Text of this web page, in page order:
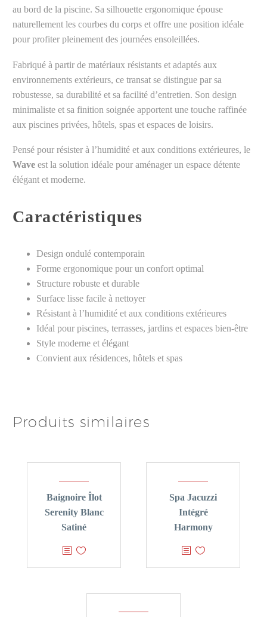
au bord de la piscine. Sa silhouette ergonomique épouse
naturellement les courbes du corps et offre une position idéale
pour profiter pleinement des journées ensoleillées.
Fabriqué à partir de matériaux résistants et adaptés aux
environnements extérieurs, ce transat se distingue par sa
robustesse, sa durabilité et sa facilité d’entretien. Son design
minimaliste et sa finition soignée apportent une touche raffinée
aux piscines privées, hôtels, spas et espaces de loisirs.
Pensé pour résister à l’humidité et aux conditions extérieures, le
Wave est la solution idéale pour aménager un espace détente
élégant et moderne.
Caractéristiques
Design ondulé contemporain
Forme ergonomique pour un confort optimal
Structure robuste et durable
Surface lisse facile à nettoyer
Résistant à l’humidité et aux conditions extérieures
Idéal pour piscines, terrasses, jardins et espaces bien-être
Style moderne et élégant
Convient aux résidences, hôtels et spas
Produits similaires
Baignoire Îlot
Serenity Blanc
Satiné
Spa Jacuzzi
Intégré
Harmony